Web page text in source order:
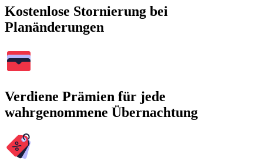
Kostenlose Stornierung bei
Planänderungen
Verdiene Prämien für jede
wahrgenommene Übernachtung